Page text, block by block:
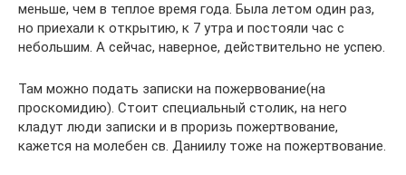
меньше, чем в теплое время года. Была летом один раз,
но приехали к открытию, к 7 утра и постояли час с
небольшим. А сейчас, наверное, действительно не успею.
Там можно подать записки на пожервование(на
проскомидию). Стоит специальный столик, на него
кладут люди записки и в проризь пожертвование,
кажется на молебен св. Даниилу тоже на пожертвование.